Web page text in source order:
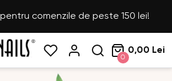
comenzile de peste 150 lei!
0
0,00 Lei